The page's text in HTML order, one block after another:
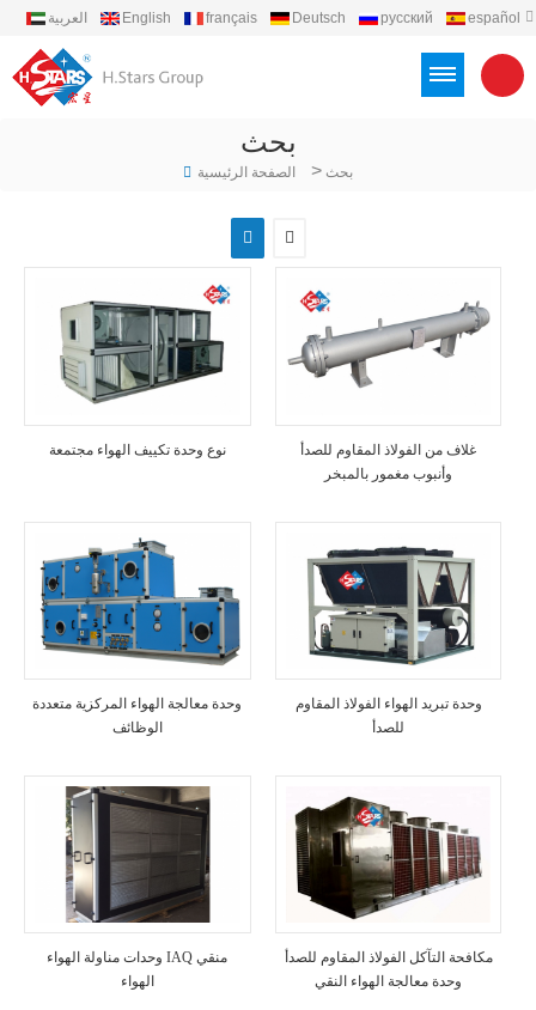
العربية English français Deutsch русский
español
بحث
الصفحة الرئيسية > بحث
نوع وحدة تكييف الهواء مجتمعة
غلاف من الفولاذ المقاوم للصدأ
وأنبوب مغمور بالمبخر
وحدة معالجة الهواء المركزية متعددة
الوظائف
وحدة تبريد الهواء الفولاذ المقاوم
للصدأ
وحدات مناولة الهواء IAQ منقي
الهواء
مكافحة التآكل الفولاذ المقاوم للصدأ
وحدة معالجة الهواء النقي